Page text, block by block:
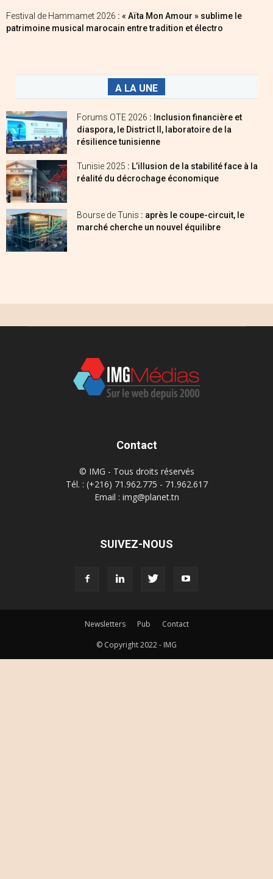
Festival de Hammamet 2026 : « Aïta Mon Amour » sublime le
patrimoine musical marocain entre tradition et électro
A LA UNE
Forums OTE 2026 : Inclusion financière et
diaspora, le District II, laboratoire de la
résilience tunisienne
Tunisie 2025 : L’illusion de la stabilité face à la
réalité du décrochage économique
Bourse de Tunis : après le coupe-circuit, le
marché cherche un nouvel équilibre
Contact
© IMG - Tous droits réservés
Tél. : (+216) 71.962.775 - 71.962.617
Email : img@planet.tn
SUIVEZ-NOUS
Newsletters Pub
Contact
© Copyright 2022 - IMG